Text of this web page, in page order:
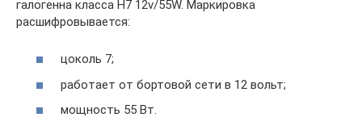
галогенна класса H7 12v/55W. Маркировка
расшифровывается:
цоколь 7;
работает от бортовой сети в 12 вольт;
мощность 55 Вт.